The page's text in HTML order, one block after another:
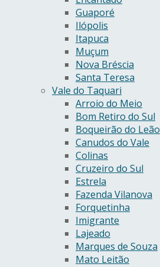
Guaporé
Ilópolis
Itapuca
Muçum
Nova Bréscia
Santa Teresa
Vale do Taquari
Arroio do Meio
Bom Retiro do Sul
Boqueirão do Leão
Canudos do Vale
Colinas
Cruzeiro do Sul
Estrela
Fazenda Vilanova
Forquetinha
Imigrante
Lajeado
Marques de Souza
Mato Leitão